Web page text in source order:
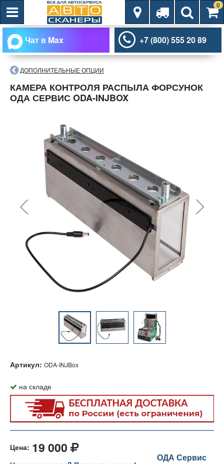
0
Чат в Max +7 (800) 555 20 89
ДОПОЛНИТЕЛЬНЫЕ ОПЦИИ
КАМЕРА КОНТРОЛЯ РАСПЫЛА ФОРСУНОК
ОДА СЕРВИС ODA-INJBOX
Артикул: ODA-INJBox
на складе
Цена: 19 000
ОДА Сервис